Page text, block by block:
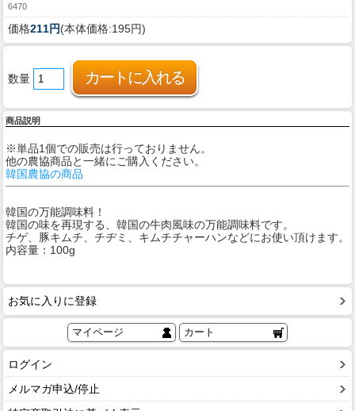
6470
価格211円(本体価格:195円)
数量
商品説明
※単品1個での販売は行っておりません。
他の農協商品と一緒にご購入ください。
韓国農協の商品
韓国の万能調味料！
韓国の味を再現する、韓国の牛肉風味の万能調味料です。
チゲ、豚キムチ、チヂミ、キムチチャーハンなどにお使い頂けます。
内容量：100g
お気に入りに登録
マイページ カート
ログイン
メルマガ申込/停止